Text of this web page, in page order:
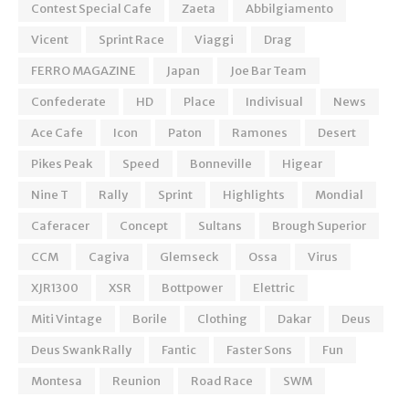
Contest Special Cafe
Zaeta
Abbilgiamento
Vicent
Sprint Race Viaggi
Drag
FERRO MAGAZINE
Japan
Joe Bar Team
Confederate
HD Place Indivisual
News
Ace Cafe
Icon Paton Ramones
Desert
Pikes Peak
Speed Bonneville
Higear
Nine T
Rally Sprint Highlights
Mondial
Caferacer
Concept Sultans
Brough Superior
CCM
Cagiva Glemseck Ossa
Virus
XJR1300
XSR Bottpower
Elettric
Miti Vintage
Borile Clothing Dakar
Deus
Deus Swank Rally
Fantic Faster Sons
Fun
Montesa
Reunion Road Race
SWM